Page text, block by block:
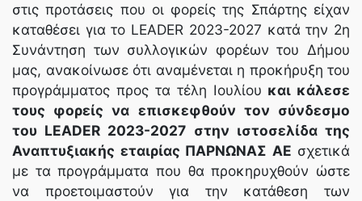
στις προτάσεις που οι φορείς της Σπάρτης είχαν
καταθέσει για το LEADER 2023-2027 κατά την 2η
Συνάντηση των συλλογικών φορέων του Δήμου
μας, ανακοίνωσε ότι αναμένεται η προκήρυξη του
προγράμματος προς τα τέλη Ιουλίου και κάλεσε
τους φορείς να επισκεφθούν τον σύνδεσμο
του LEADER 2023-2027 στην ιστοσελίδα της
Αναπτυξιακής εταιρίας ΠΑΡΝΩΝΑΣ ΑΕ σχετικά
με τα προγράμματα που θα προκηρυχθούν ώστε
να προετοιμαστούν για την κατάθεση των